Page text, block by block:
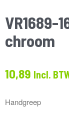
VR1689-
chroom
10,89 Incl.
Handgreep